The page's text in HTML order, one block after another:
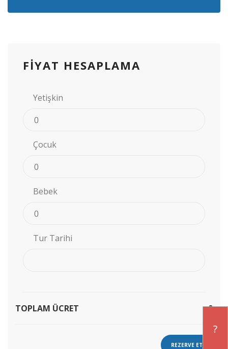
FIYAT HESAPLAMA
Yetişkin
Çocuk
Bebek
Tur Tarihi
TOPLAM ÜCRET 0
REZERVE ET
?